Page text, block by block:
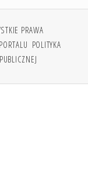
PRAWA
POLITYKA